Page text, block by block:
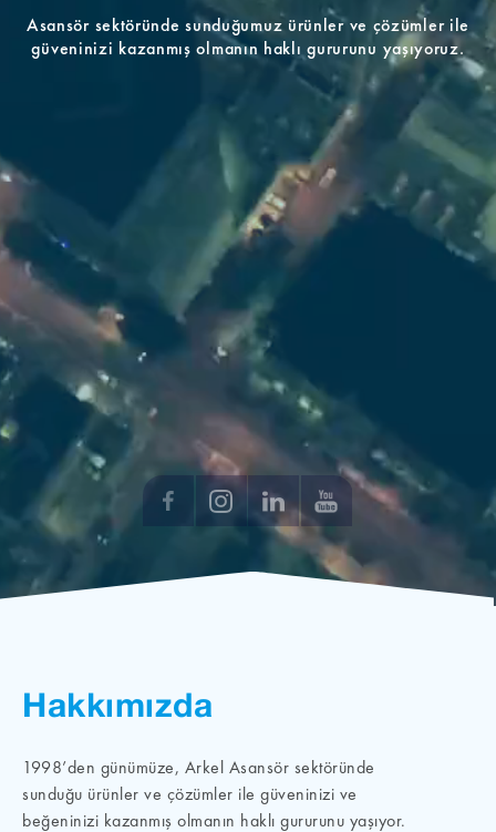
Asansör sektöründe sunduğumuz ürünler ve çözümler ile
güveninizi kazanmış olmanın haklı gururunu yaşıyoruz.
Hakkımızda
1998’den günümüze, Arkel Asansör sektöründe
sunduğu ürünler ve çözümler ile güveninizi ve
beğeninizi kazanmış olmanın haklı gururunu yaşıyor.